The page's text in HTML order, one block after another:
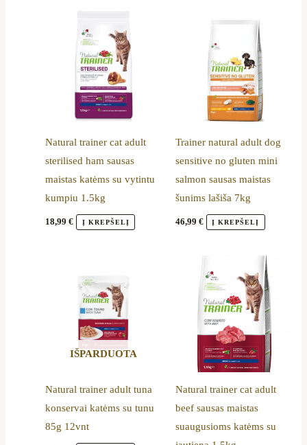
Natural trainer cat adult
sterilised ham sausas
maistas katėms su vytintu
kumpiu 1.5kg
18,99€ Į KREPŠELĮ
Trainer natural adult dog
sensitive no gluten mini
salmon sausas maistas
šunims lašiša 7kg
46,99 € Į KREPŠELĮ
IŠPARDUOTA
Natural trainer adult tuna
konservai katėms su tunu
85g 12vnt
Natural trainer cat adult
beef sausas maistas
suaugusioms katėms su